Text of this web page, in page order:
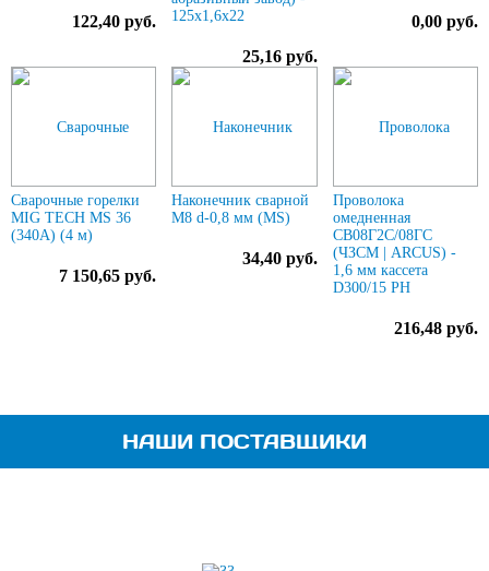
122,40 руб.
125х1,6х22
25,16 руб.
0,00 руб.
Сварочные горелки
MIG TECH MS 36
(340A) (4 м)
7 150,65 руб.
Наконечник сварной
М8 d-0,8 мм (MS)
34,40 руб.
Проволока
омедненная
СВ08Г2С/08ГС
(ЧЗСМ | ARCUS) -
1,6 мм кассета
D300/15 РН
216,48 руб.
НАШИ ПОСТАВЩИКИ